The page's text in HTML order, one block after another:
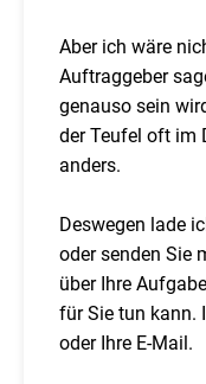
Aber ich wäre
Auftraggeber
genauso sein
der Teufel oft im
anders.
Deswegen lade
oder senden Sie
über Ihre
für Sie tun kann.
oder Ihre E-Mail.